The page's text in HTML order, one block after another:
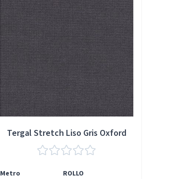
Tergal Stretch Liso Gris Oxford
Metro
ROLLO